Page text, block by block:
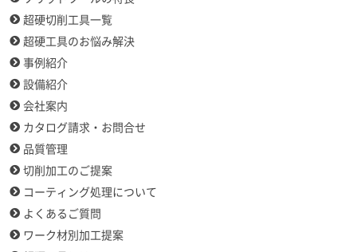
超硬切削工具一覧
超硬工具のお悩み解決
事例紹介
設備紹介
会社案内
カタログ請求・お問合せ
品質管理
切削加工のご提案
コーティング処理について
よくあるご質問
ワーク材別加工提案